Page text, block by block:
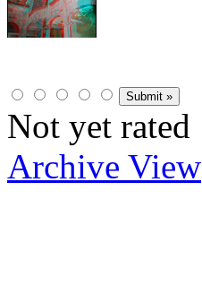
Not yet rated
Archive View